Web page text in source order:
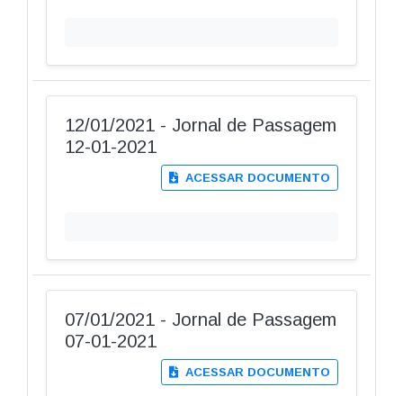
12/01/2021 - Jornal de Passagem
12-01-2021
ACESSAR DOCUMENTO
07/01/2021 - Jornal de Passagem
07-01-2021
ACESSAR DOCUMENTO